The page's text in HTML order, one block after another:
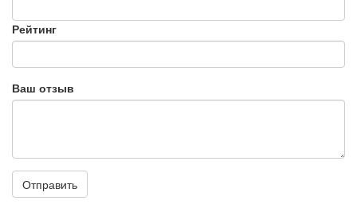
Рейтинг
Ваш отзыв
Отправить